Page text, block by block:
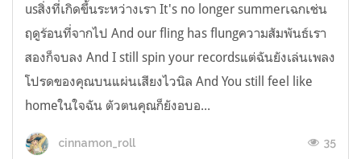
usสิ่งที่เกิดขึ้นระหว่างเรา It's no longer summerเฉกเช่น
ฤดูร้อนที่จากไป And our fling has flungความสัมพันธ์เรา
สองก็จบลง And I still spin your recordsแต่ฉันยังเล่นเพลง
โปรดของคุณบนแผ่นเสียงไวนิล And You still feel like
homeในใจฉัน ตัวตนคุณก็ยังอบอ...
cinnamon_roll 35